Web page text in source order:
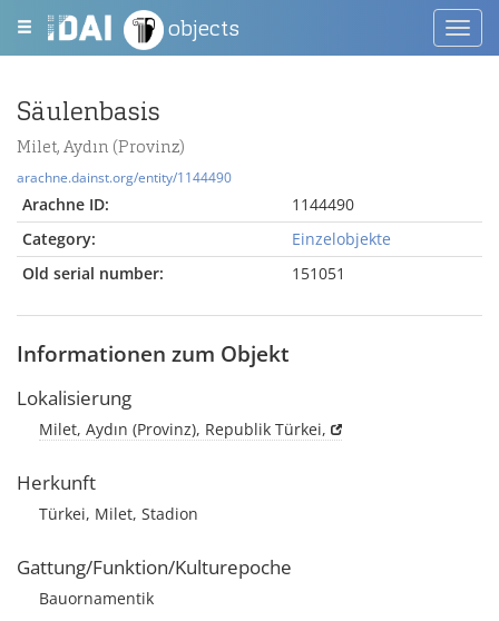
objects
Säulenbasis
Milet, Aydın (Provinz)
arachne.dainst.org/entity/1144490
Arachne ID:
1144490
Category:
Einzelobjekte
Old serial number:
151051
Informationen zum Objekt
Lokalisierung
Milet, Aydın (Provinz), Republik Türkei,
Herkunft
Türkei, Milet, Stadion
Gattung/Funktion/Kulturepoche
Bauornamentik